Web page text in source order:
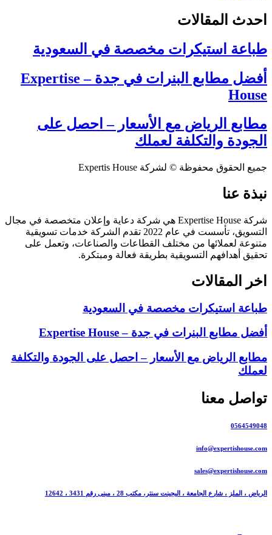
احدث المقالات
طباعة استيكرات مخصصة في السعودية
أفضل مطابع البنرات في جدة – Expertise
House
مطابع الرياض مع الأسعار – احصل على
الجودة والتكلفة لعملك
جميع الحقوق محفوظة © لشركة Expertis House
نبذة عنا
شركة Expertise House هي شركة دعاية وإعلان متخصصة في مجال
التسويق، تأسست في عام 2022 تقدم الشركة خدمات تسويقية
متنوعة لعملائها من مختلف القطاعات والصناعات، وتعمل على
تحقيق أهدافهم التسويقية بطريقة فعالة ومبتكرة.
اخر المقالات
طباعة استيكرات مخصصة في السعودية
أفضل مطابع البنرات في جدة – Expertise House
مطابع الرياض مع الأسعار – احصل على الجودة والتكلفة
لعملك
تواصل معنا
0564549048
info@expertishouse.com
sales@expertishouse.com
الرياض ، الملز ، شارع الجامعة ، اليجينت سنتر، مكتب 28 ، مبنى رقم 3431 ، 12642